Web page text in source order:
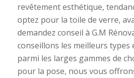
revêtement esthétique,
optez pour la toile de verre,
demandez conseil à G.M
conseillons les meilleurs types
parmi les larges gammes de
pour la pose, nous vous